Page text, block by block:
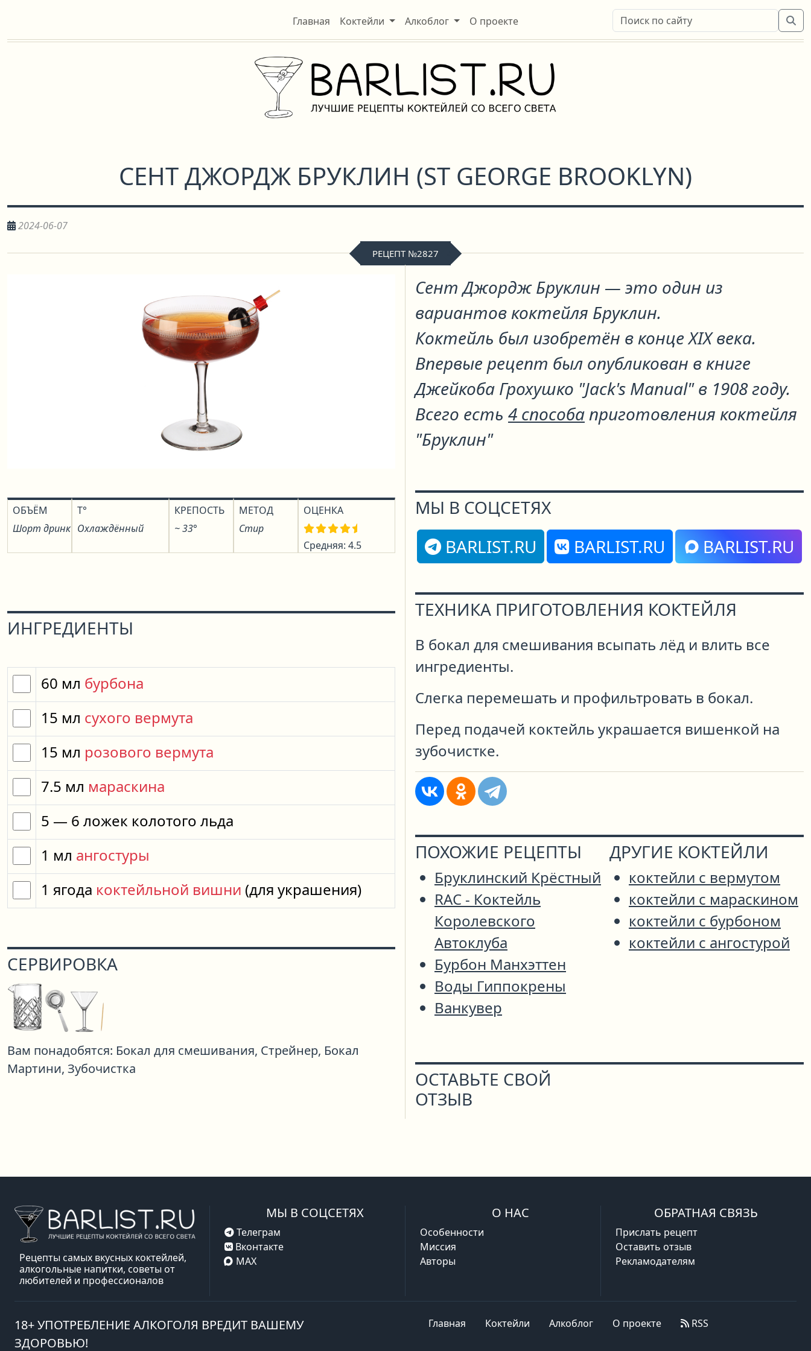
Главная Коктейли Алкоблог О проекте
СЕНТ ДЖОРДЖ БРУКЛИН (ST GEORGE BROOKLYN)
2024-06-07
РЕЦЕПТ №2827
ОБЪЁМ
Шорт дринк
T°
Охлаждённый
КРЕПОСТЬ
~ 33°
МЕТОД
Стир
ОЦЕНКА
Средняя: 4.5
ИНГРЕДИЕНТЫ
60 мл бурбона
15 мл сухого вермута
15 мл розового вермута
7.5 мл мараскина
5 — 6 ложек колотого льда
1 мл ангостуры
1 ягода коктейльной вишни (для украшения)
СЕРВИРОВКА
Вам понадобятся: Бокал для смешивания, Стрейнер, Бокал
Мартини, Зубочистка
Сент Джордж Бруклин — это один из
вариантов коктейля Бруклин.
Коктейль был изобретён в конце XIX века.
Впервые рецепт был опубликован в книге
Джейкоба Грохушко "Jack's Manual" в 1908 году.
Всего есть 4 способаприготовления коктейля
"Бруклин"
МЫ В СОЦСЕТЯХ
BARLIST.RU
BARLIST.RU BARLIST.RU
ТЕХНИКА ПРИГОТОВЛЕНИЯ КОКТЕЙЛЯ
В бокал для смешивания всыпать лёд и влить все
ингредиенты.
Слегка перемешать и профильтровать в бокал.
Перед подачей коктейль украшается вишенкой на
зубочистке.
ПОХОЖИЕ РЕЦЕПТЫ
Бруклинский Крёстный
RAC - Коктейль
Королевского
Автоклуба
Бурбон Манхэттен
Воды Гиппокрены
Ванкувер
ДРУГИЕ КОКТЕЙЛИ
коктейли с вермутом
коктейли с мараскином
коктейли с бурбоном
коктейли с ангостурой
ОСТАВЬТЕ СВОЙ
ОТЗЫВ
Рецепты самых вкусных коктейлей,
алкогольные напитки, советы от
любителей и профессионалов
МЫ В СОЦСЕТЯХ
Телеграм
Вконтакте
MAX
О НАС
Особенности
Миссия
Авторы
ОБРАТНАЯ СВЯЗЬ
Прислать рецепт
Оставить отзыв
Рекламодателям
18+ УПОТРЕБЛЕНИЕ АЛКОГОЛЯ ВРЕДИТ ВАШЕМУ
ЗДОРОВЬЮ!
Главная Коктейли Алкоблог О проекте RSS